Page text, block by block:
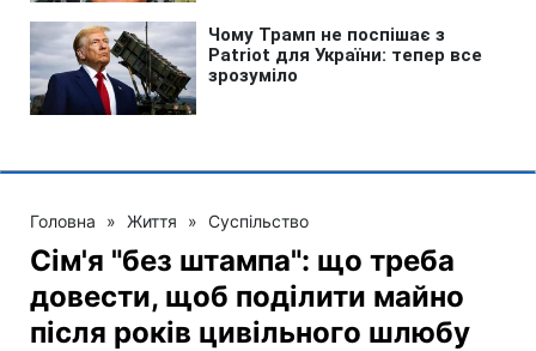
Головна » Життя » Суспільство
Сім'я "без штампа": що треба
довести, щоб поділити майно
після років цивільного шлюбу